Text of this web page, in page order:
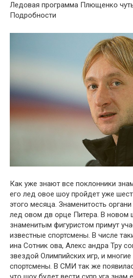
Ледовая программа Плющенко
Подробности
Как уже знают все поклонники
его лед овое шоу пройдет уже
этого месяца. Знаменитость
лед овом дв орце Питера. В новом
знаменитым фигуристом примут
известные спортсмены. В числе
ина Сотник ова, Алекс андра Тру
звездой Олимпийских игр, и
спортсмены. В СМИ так же